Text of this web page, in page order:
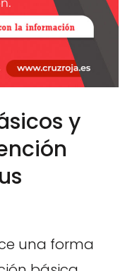
y
una forma